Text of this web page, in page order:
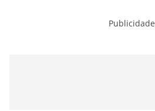
Publicidade